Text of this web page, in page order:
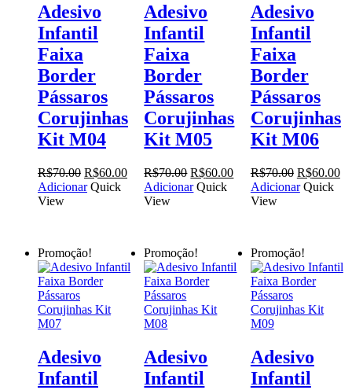
Adesivo
Infantil
Faixa
Border
Pássaros
Corujinhas
Kit M04
R$70.00 O
preço
R$60.00O
preço
atual
Adicionar Quick
View
Adesivo
Infantil
Faixa
Border
Pássaros
Corujinhas
Kit M05
R$70.00 O
preço
R$60.00O
preço
atual
Adicionar Quick
View
Adesivo
Infantil
Faixa
Border
Pássaros
Corujinhas
Kit M06
R$70.00 O
preço
R$60.00O
Adicionar Quick
View
Promoção!
Adesivo
Infantil
Promoção!
Adesivo
Infantil
Promoção!
Adesivo
Infantil